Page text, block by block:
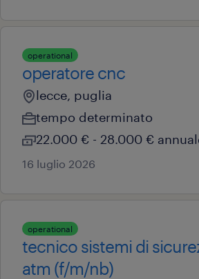
operational
operatore cnc
lecce, puglia
tempo determinato
22.000 € - 28.000 €
16 luglio 2026
operational
tecnico sistemi di
atm (f/m/nb)